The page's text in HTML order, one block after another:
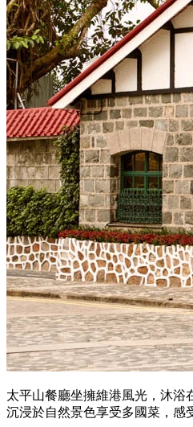
太平山餐廳坐擁維港風光，沐浴
沉浸於自然景色享受多國菜，感